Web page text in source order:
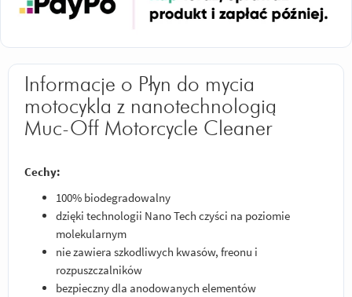
Informacje o Płyn do mycia
motocykla z nanotechnologią
Muc-Off Motorcycle Cleaner
Cechy:
100% biodegradowalny
dzięki technologii Nano Tech czyści na poziomie
molekularnym
nie zawiera szkodliwych kwasów, freonu i
rozpuszczalników
bezpieczny dla anodowanych elementów